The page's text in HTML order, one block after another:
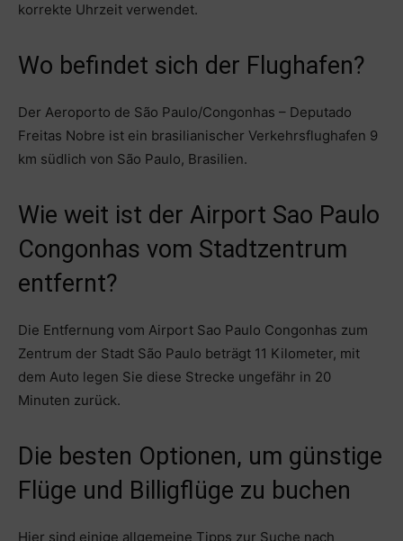
korrekte Uhrzeit verwendet.
Wo befindet sich der Flughafen?
Der Aeroporto de São Paulo/Congonhas – Deputado
Freitas Nobre ist ein brasilianischer Verkehrsflughafen 9
km südlich von São Paulo, Brasilien.
Wie weit ist der Airport Sao Paulo
Congonhas vom Stadtzentrum
entfernt?
Die Entfernung vom Airport Sao Paulo Congonhas zum
Zentrum der Stadt São Paulo beträgt 11 Kilometer, mit
dem Auto legen Sie diese Strecke ungefähr in 20
Minuten zurück.
Die besten Optionen, um günstige
Flüge und Billigflüge zu buchen
Hier sind einige allgemeine Tipps zur Suche nach